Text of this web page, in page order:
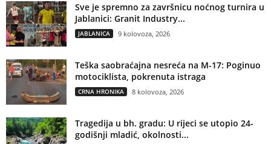
Sve je spremno za završnicu noćnog turnira u
Jablanici: Granit Industry...
JABLANICA 9 kolovoza, 2026
Teška saobraćajna nesreća na M-17: Poginuo
motociklista, pokrenuta istraga
CRNA HRONIKA 8 kolovoza, 2026
Tragedija u bh. gradu: U rijeci se utopio 24-
godišnji mladić, okolnosti...